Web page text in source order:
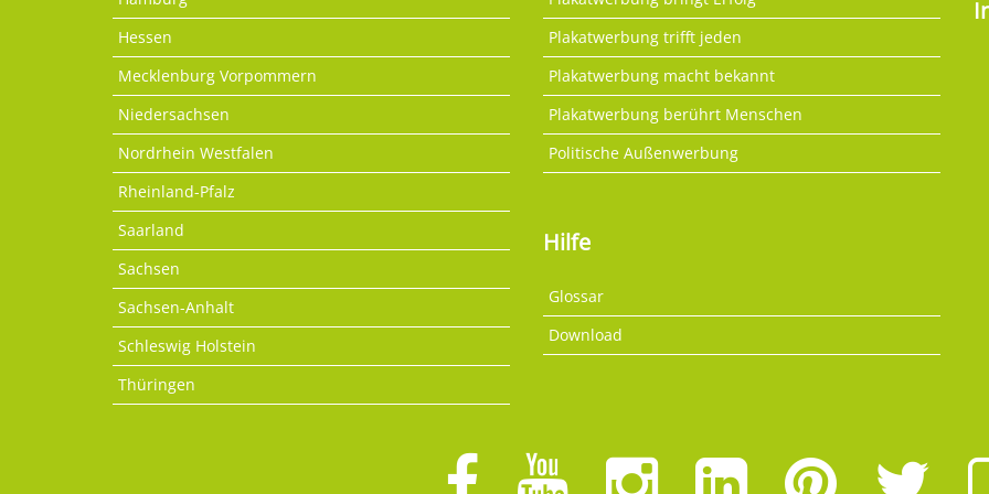
Hessen
Mecklenburg Vorpommern
Niedersachsen
Nordrhein Westfalen
Rheinland-Pfalz
Saarland
Sachsen
Sachsen-Anhalt
Schleswig Holstein
Thüringen
Plakatwerbung trifft jeden
Plakatwerbung macht bekannt
Plakatwerbung berührt Menschen
Politische Außenwerbung
Hilfe
Glossar
Download